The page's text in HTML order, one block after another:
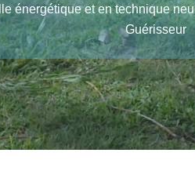
énergétique et en technique
Guérisseur